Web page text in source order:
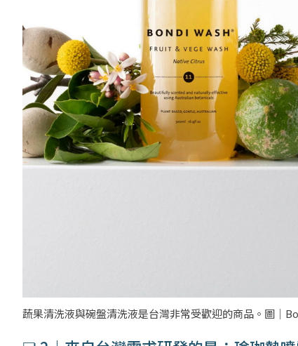
蔬果清洗液與碗盤清洗液是台灣非常受歡迎的商品。圖｜